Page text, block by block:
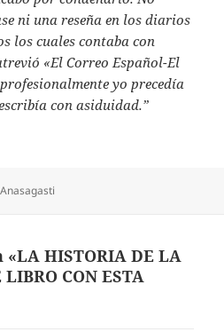
ni una reseña en los diarios
los cuales contaba con
«El Correo Español-El
yo precedía
con asiduidad.”
HISTORIA DE LA
CON ESTA